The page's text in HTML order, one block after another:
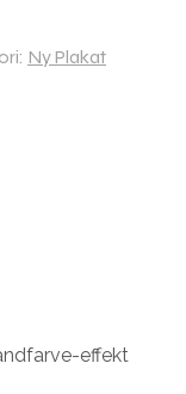
Ny Plakat
effekt